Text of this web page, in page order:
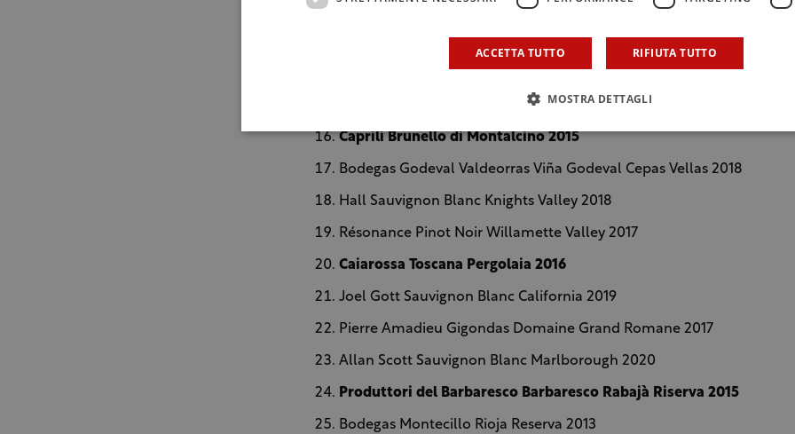
Bodegas y Viñedos Valderiz Ribera del Duero 2016
Tolaini Cabernet Sauvignon Toscana Legit 2016
Felton Road Pinot Noir Central Otago Bannockburn 2018
Duckhorn Merlot Napa Valley Three Palms Vineyard 2017
Caprili Brunello di Montalcino 2015
Bodegas Godeval Valdeorras Viña Godeval Cepas Vellas 2018
Hall Sauvignon Blanc Knights Valley 2018
Résonance Pinot Noir Willamette Valley 2017
Caiarossa Toscana Pergolaia 2016
Joel Gott Sauvignon Blanc California 2019
Pierre Amadieu Gigondas Domaine Grand Romane 2017
Allan Scott Sauvignon Blanc Marlborough 2020
Produttori del Barbaresco Barbaresco Rabajà Riserva 2015
Bodegas Montecillo Rioja Reserva 2013
ACCETTA TUTTO RIFIUTA TUTTO
MOSTRA DETTAGLI